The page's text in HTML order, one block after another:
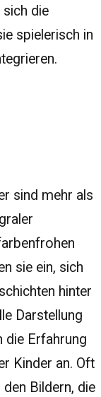
die
spielerisch in
sind mehr als
sie ein, sich
hinter
Darstellung
die Erfahrung
Kinder an. Oft
Bildern, die